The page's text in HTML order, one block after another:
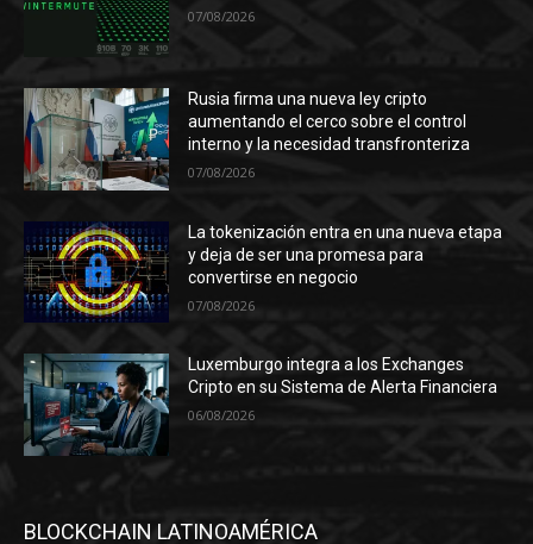
07/08/2026
Rusia firma una nueva ley cripto
aumentando el cerco sobre el control
interno y la necesidad transfronteriza
07/08/2026
La tokenización entra en una nueva etapa
y deja de ser una promesa para
convertirse en negocio
07/08/2026
Luxemburgo integra a los Exchanges
Cripto en su Sistema de Alerta Financiera
06/08/2026
BLOCKCHAIN LATINOAMÉRICA